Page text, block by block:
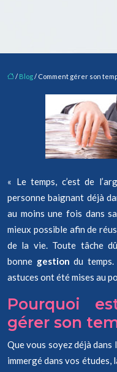
/ Blog/ Comment gérer son
« Le temps, c’est de
personne baignant déjà
au moins une fois dans
mieux possible afin de
de la vie. Toute tâche
bonne gestion du
astuces ont été mises au
Pourquoi
gérer son
Que vous soyez déjà
immergé dans vos